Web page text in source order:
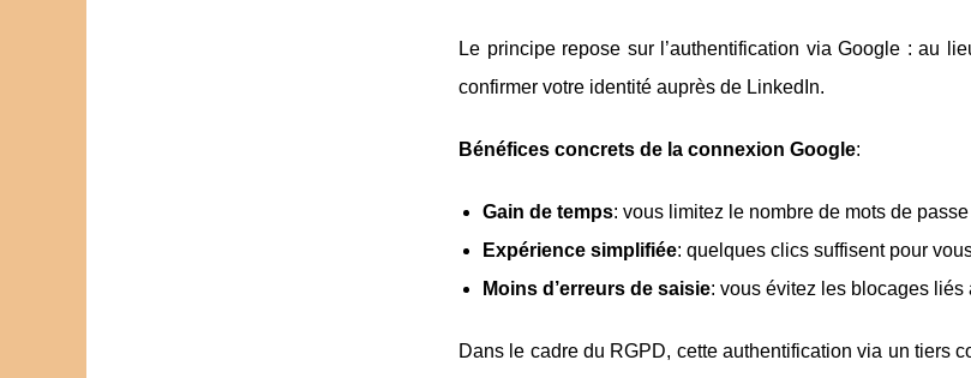
Le principe repose sur l’authentification via Google : au
confirmer votre identité auprès de LinkedIn.
Bénéfices concrets de la connexion Google:
Gain de temps: vous limitez le nombre de mots de
Expérience simplifiée: quelques clics suffisent pour
Moins d’erreurs de saisie: vous évitez les blocages
Dans le cadre du RGPD, cette authentification via un tiers